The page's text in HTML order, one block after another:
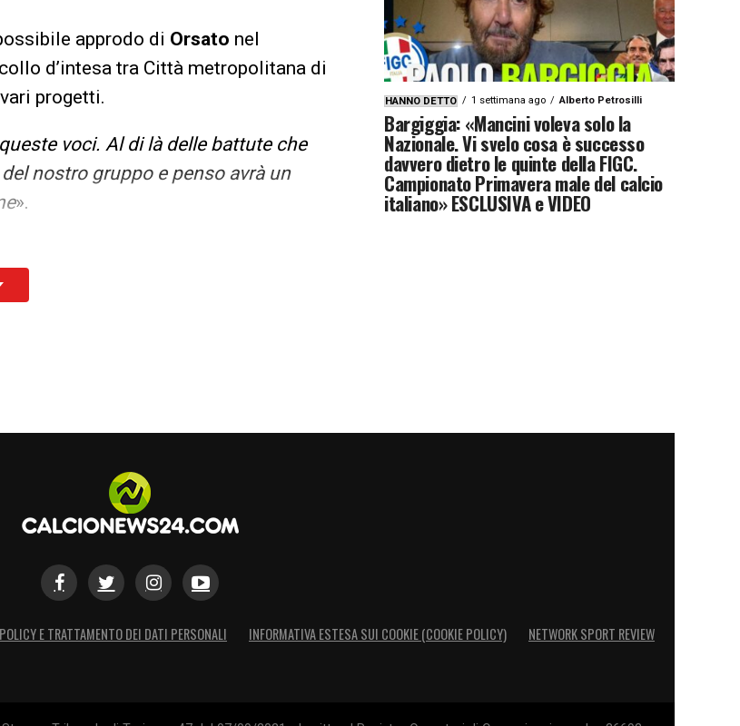
approdo di Orsato nel
d’intesa tra Città metropolitana di
progetti.
voci. Al di là delle battute che
nostro gruppo e penso avrà un
».
HANNO DETTO 1 settimana ago Alberto Petrosilli
Bargiggia: «Mancini voleva solo la
Nazionale. Vi svelo cosa è successo
davvero dietro le quinte della FIGC.
Campionato Primavera male del calcio
italiano» ESCLUSIVA e VIDEO
E TRATTAMENTO DEI DATI PERSONALI INFORMATIVA ESTESA SUI COOKIE (COOKIE POLICY) NETWORK SPORT REVIEW